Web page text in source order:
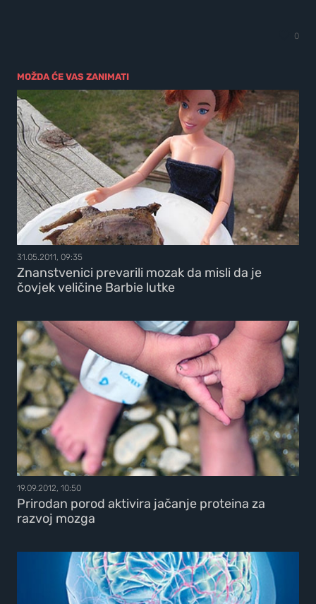
0
MOŽDA ĆE VAS ZANIMATI
31.05.2011, 09:35
Znanstvenici prevarili mozak da misli da je
čovjek veličine Barbie lutke
19.09.2012, 10:50
Prirodan porod aktivira jačanje proteina za
razvoj mozga